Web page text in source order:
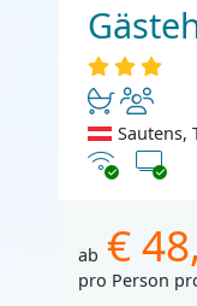
Sautens,
Internet
TV
ab €
pro Person